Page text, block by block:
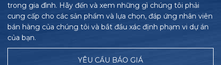
trong gia đình. Hãy đến và xem những gì chúng tôi phải
cung cấp cho các sản phẩm và lựa chọn, đáp ứng nhân viên
bán hàng của chúng tôi và bắt đầu xác định phạm vi dự án
của bạn.
YÊU CẦU BÁO GIÁ